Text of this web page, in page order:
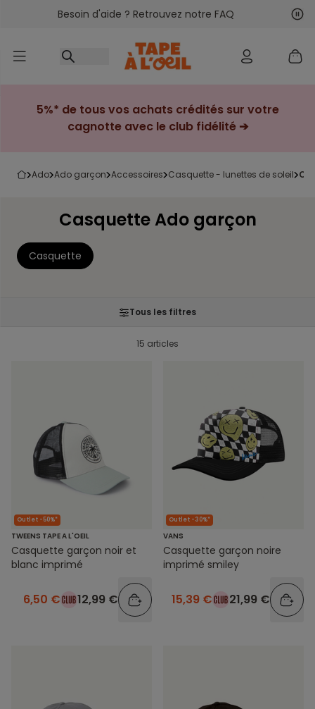
Accéder au contenu
Besoin d'aide ? Retrouvez notre FAQ
5%* de tous vos achats crédités sur votre
cagnotte avec le club fidélité ➔
ado ado garçon accessoires casquette - lunettes de soleil
Casquette Ado garçon
Casquette
Tous les filtres
15 articles
Outlet -50%*
TWEENS TAPE A L'OEIL
Casquette garçon noir et
blanc imprimé
6,50 € 12,99 €
Outlet -30%*
VANS
Casquette garçon noire
imprimé smiley
15,39 € 21,99 €